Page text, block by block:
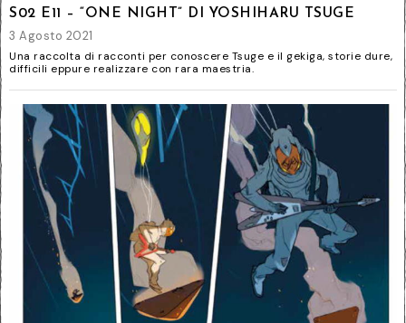
S02 E11 – “ONE NIGHT” DI YOSHIHARU TSUGE
3 Agosto 2021
Una raccolta di racconti per conoscere Tsuge e il gekiga, storie dure,
difficili eppure realizzare con rara maestria.